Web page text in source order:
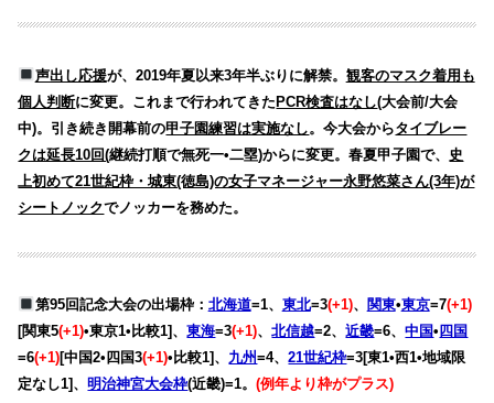
声出し応援が、2019年夏以来3年半ぶりに解禁。 観客のマスク着用も
個人判断に変更。これまで行われてきた PCR検査はなし(大会前/大会
中)。引き続き開幕前の甲子園練習は実施なし。今大会からタイブレー
クは延長10回(継続打順で無死一•二塁)からに変更。春夏甲子園で、 史
上初めて21世紀枠・城東(徳島)の女子マネージャー永野悠菜さん(3年)が
シートノックでノッカーを務めた。
第95回記念大会の出場枠： 北海道=1、 東北=3(+1)、 関東•東京=7(+1)
[関東5(+1)•東京1•比較1]、東海=3(+1)、北信越=2、近畿=6、中国• 四国
=6(+1)[中国2•四国3(+1)•比較1]、 九州=4、21世紀枠=3[東1•西1•地域限
定なし1]、明治神宮大会枠(近畿)=1。(例年より枠がプラス)